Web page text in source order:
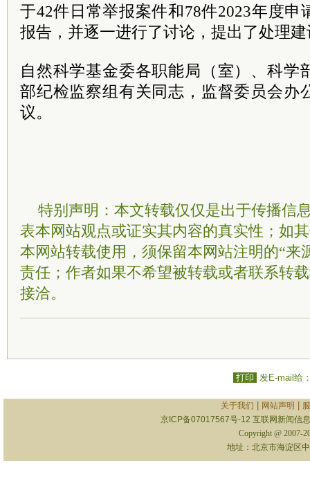
于42件日常举报案件和78件2023年度申
报告，并逐一进行了讨论，提出了处理
自然科学基金委各职能局（室）、科学
部纪检监察组有关同志，监督委员会办
议。
特别声明：本文转载仅仅是出于传播信
表本网站观点或证实其内容的真实性；如
本网站转载使用，须保留本网站注明的“来
责任；作者如果不希望被转载或者联系转
接洽。
打印 发E-mail给
关于我们 网站声明
京ICP备07017567号-12 互联网新闻信
Copyright @ 2007-
地址：北京市海淀区